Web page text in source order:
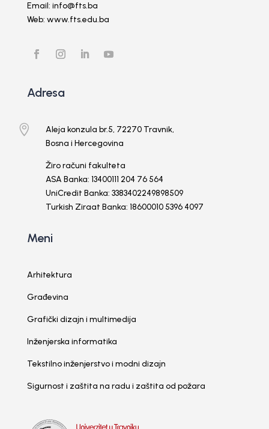
Email: info@fts.ba
Web: www.fts.edu.ba
Adresa

Aleja konzula br.5, 72270 Travnik,
Bosna i Hercegovina
Žiro računi fakulteta
ASA Banka: 13400111 204 76 564
UniCredit Banka: 3383402249898509
Turkish Ziraat Banka: 18600010 5396 4097
Meni
Arhitektura
Građevina
Grafički dizajn i multimedija
Inženjerska informatika
Tekstilno inženjerstvo i modni dizajn
Sigurnost i zaštita na radu i zaštita od požara